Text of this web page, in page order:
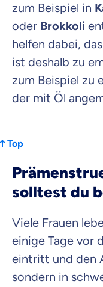
zum Beispiel in
oder Brokkoli
helfen dabei,
ist deshalb zu
zum Beispiel zu
der mit Öl
Top
solltest du
Viele Frauen
einige Tage vor
eintritt und den
sondern in